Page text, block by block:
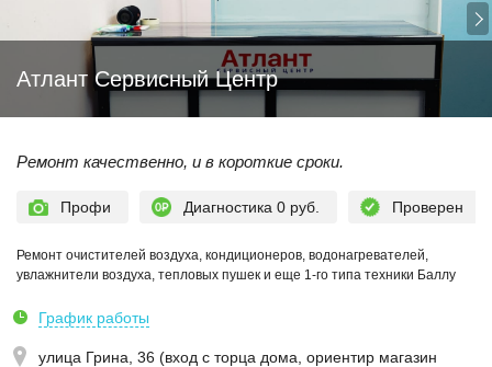
Атлант Сервисный Центр
Ремонт качественно, и в короткие сроки.
Профи Диагностика 0 руб. Проверен
Ремонт очистителей воздуха, кондиционеров, водонагревателей,
увлажнители воздуха, тепловых пушек и еще 1-го типа техники Баллу
График работы
улица Грина, 36 (вход с торца дома, ориентир магазин